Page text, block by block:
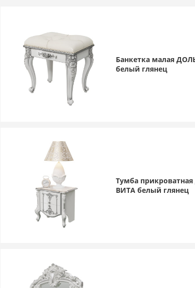
Банкетка малая
белый глянец
Тумба
ВИТА белый глянец